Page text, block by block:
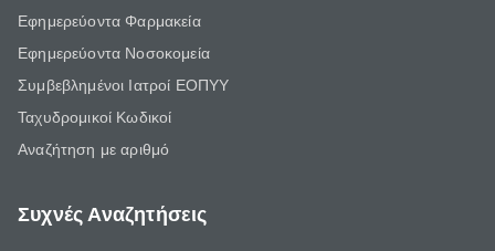
Εφημερεύοντα Φαρμακεία
Εφημερεύοντα Νοσοκομεία
Συμβεβλημένοι Ιατροί ΕΟΠΥΥ
Ταχυδρομικοί Κωδικοί
Αναζήτηση με αριθμό
Συχνές Αναζητήσεις